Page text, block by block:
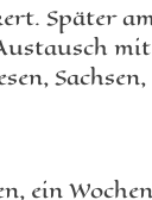
Später
ein